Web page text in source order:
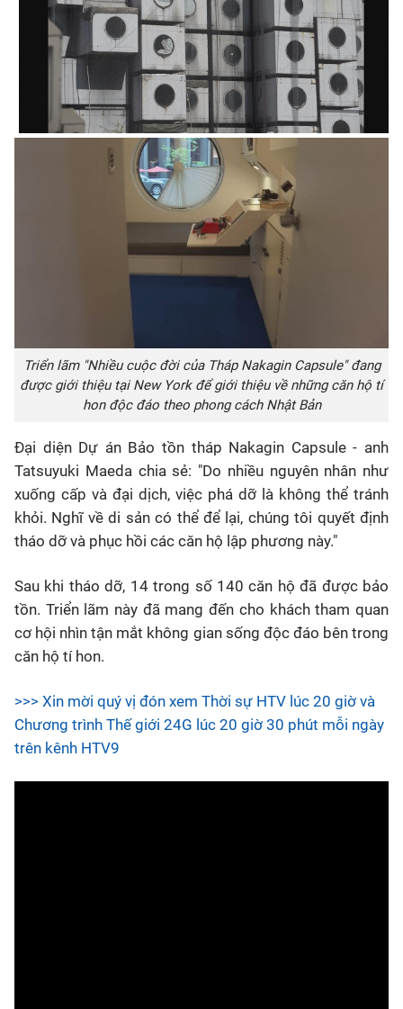
Triển lãm "Nhiều cuộc đời của Tháp Nakagin Capsule" đang
được giới thiệu tại New York để giới thiệu về những căn hộ tí
hon độc đáo theo phong cách Nhật Bản
Đại diện Dự án Bảo tồn tháp Nakagin Capsule - anh
Tatsuyuki Maeda chia sẻ: "Do nhiều nguyên nhân như
xuống cấp và đại dịch, việc phá dỡ là không thể tránh
khỏi. Nghĩ về di sản có thể để lại, chúng tôi quyết định
tháo dỡ và phục hồi các căn hộ lập phương này."
Sau khi tháo dỡ, 14 trong số 140 căn hộ đã được bảo
tồn. Triển lãm này đã mang đến cho khách tham quan
cơ hội nhìn tận mắt không gian sống độc đáo bên trong
căn hộ tí hon.
>>> Xin mời quý vị đón xem Thời sự HTV lúc 20 giờ và
Chương trình Thế giới 24G lúc 20 giờ 30 phút mỗi ngày
trên kênh HTV9